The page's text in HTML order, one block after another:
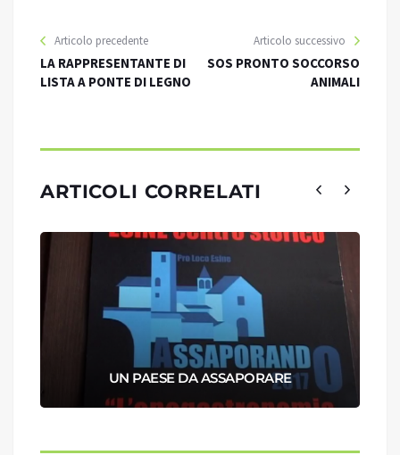
Articolo precedente
LA RAPPRESENTANTE DI
LISTA A PONTE DI LEGNO
Articolo successivo
SOS PRONTO SOCCORSO
ANIMALI
ARTICOLI CORRELATI
UN PAESE DA ASSAPORARE